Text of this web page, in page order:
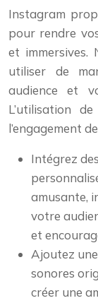
Instagram
pour rendre
et immersives.
utiliser de
audience et
L’utilisation
l’engagement
Intégrez
amusante,
votre
et
Ajoutez
sonores
créer une